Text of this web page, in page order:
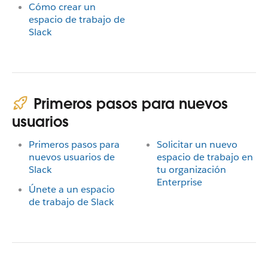
Cómo crear un
espacio de trabajo de
Slack
Primeros pasos para nuevos
usuarios
Primeros pasos para
nuevos usuarios de
Slack
Únete a un espacio
de trabajo de Slack
Solicitar un nuevo
espacio de trabajo en
tu organización
Enterprise